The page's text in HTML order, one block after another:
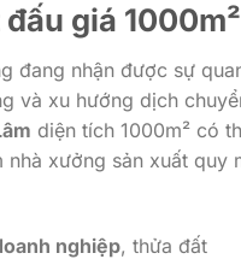
giá 1000m²
đang nhận được sự
và xu hướng dịch
diện tích 1000m² có
xưởng sản xuất quy
nghiệp, thửa đất